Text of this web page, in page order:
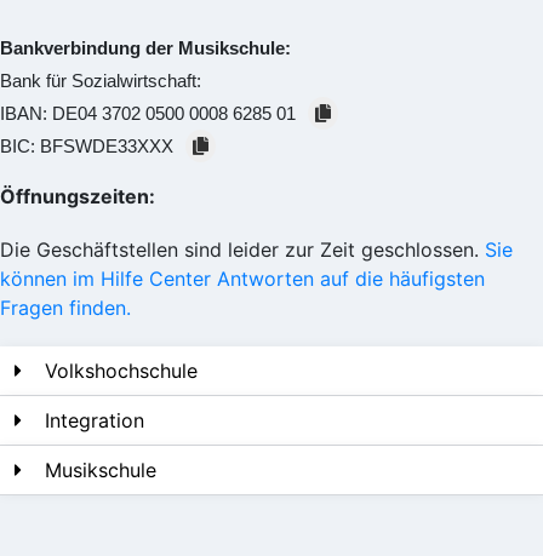
Bankverbindung der Musikschule:
Bank für Sozialwirtschaft:
IBAN: DE04 3702 0500 0008 6285 01
BIC: BFSWDE33XXX
Öffnungszeiten:
Die Geschäftstellen sind leider zur Zeit geschlossen. Sie
können im Hilfe Center Antworten auf die häufigsten
Fragen finden.
Volkshochschule
Integration
Musikschule